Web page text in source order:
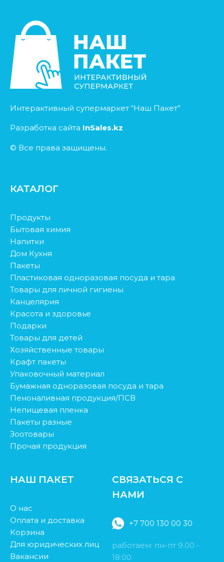
Интерактивный супермаркет “Наш Пакет”
Разработка сайта InSales.kz
© Все права защищены.
КАТАЛОГ
Продукты
Бытовая химия
Напитки
Дом Кухня
Пакеты
Пластиковая одноразовая посуда и тара
Товары для личной гигиены
Канцелярия
Красота и здоровье
Подарки
Товары для детей
Хозяйственные товары
Крафт пакеты
Упаковочный материал
Бумажная одноразовая посуда и тара
Пеноналивная продукция/ПСВ
Непищевая пленка
Пакеты разные
Зоотовары
Прочая продукция
НАШ ПАКЕТ
О нас
Оплата и доставка
Корзина
Для юридических лиц
Вакансии
СВЯЗАТЬСЯ С
НАМИ
+7 700 130 00 30
работаем: пн-пт 9.00 -
18:00